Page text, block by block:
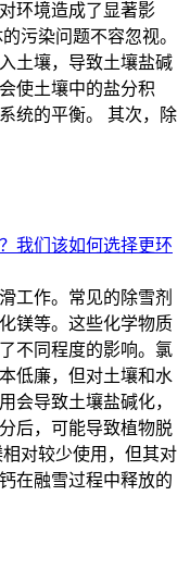
环境造成了显著影
污染问题不容忽视。
土壤，导致土壤盐碱
使土壤中的盐分积
统的平衡。 其次，除
我们该如何选择更环
工作。常见的除雪剂
镁等。这些化学物质
不同程度的影响。氯
低廉，但对土壤和水
会导致土壤盐碱化，
后，可能导致植物脱
对较少使用，但其对
在融雪过程中释放的